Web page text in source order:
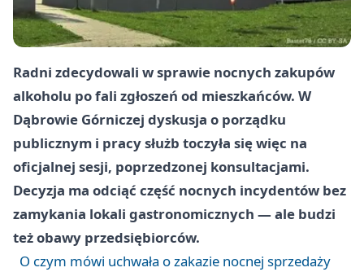
Radni zdecydowali w sprawie nocnych zakupów
alkoholu po fali zgłoszeń od mieszkańców. W
Dąbrowie Górniczej dyskusja o porządku
publicznym i pracy służb toczyła się więc na
oficjalnej sesji, poprzedzonej konsultacjami.
Decyzja ma odciąć część nocnych incydentów bez
zamykania lokali gastronomicznych — ale budzi
też obawy przedsiębiorców.
O czym mówi uchwała o zakazie nocnej sprzedaży